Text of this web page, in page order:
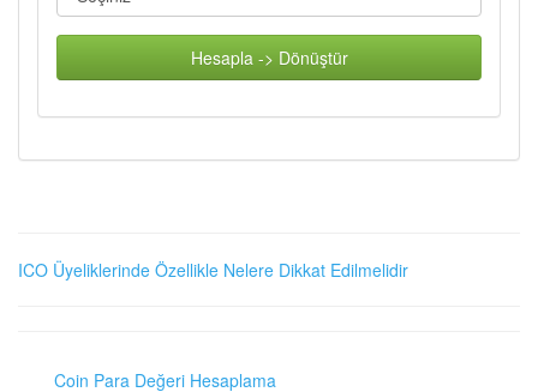
Hesapla -> Dönüştür
ICO Üyeliklerinde Özellikle Nelere Dikkat Edilmelidir
Coin Para Değeri Hesaplama